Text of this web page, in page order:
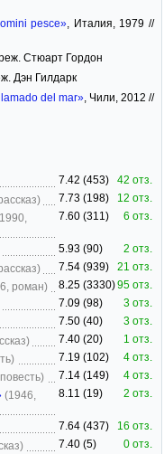
pesce» , Италия, 1979 //
Стюарт Гордон
Дэн Гилдарк
del mar», Чили, 2012 //
7.42 (453)
42 отз.
7.73 (198)
12 отз.
7.60 (311) 6 отз.
5.93 (90)
2 отз.
7.54 (939)
21 отз.
роман) 8.25 (3330)95 отз.
7.09 (98)
3 отз.
7.50 (40)
3 отз.
7.40 (20)
1 отз.
7.19 (102)
4 отз.
7.14 (149)
4 отз.
(1946,
8.11 (19) 2 отз.
7.64 (437)
16 отз.
7.40 (5)
0 отз.